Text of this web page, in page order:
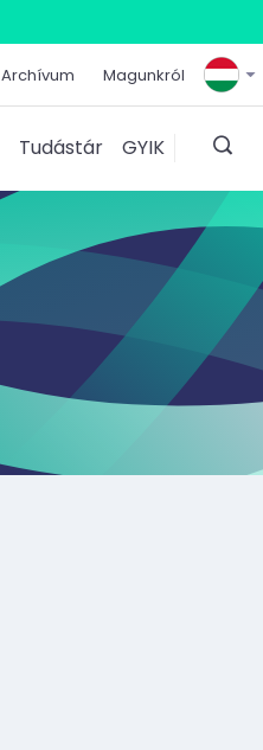
Archívum Magunkról
Tudástár GYIK